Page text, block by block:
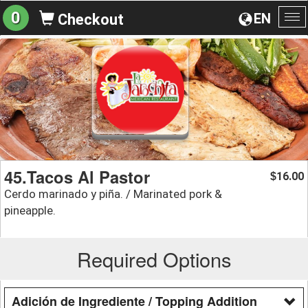
EN
0 Checkout
45.Tacos Al Pastor
Cerdo marinado y piña. / Marinated pork &
pineapple.
$16.00
Required Options
Adición de Ingrediente / Topping Addition